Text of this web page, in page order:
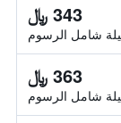
343 ﷼
شامل الرسوم
363 ﷼
شامل الرسوم